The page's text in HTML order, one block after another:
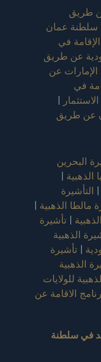
طريق
سلطنة عمان
الإقامة في
عن طريق
الإمارات عن
في
|
عن طريق
البحرين
الذهبية |
| التأشيرة
مالطا الذهبية |
| تأشيرة
الذهبية
| تأشيرة
الذهبية
للولايات
الاقامة عن
في سلطنة